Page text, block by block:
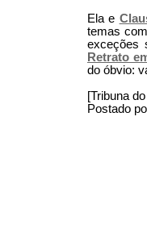
Ela e
temas
Retrato
do óbvio:
[Tribuna
Postado